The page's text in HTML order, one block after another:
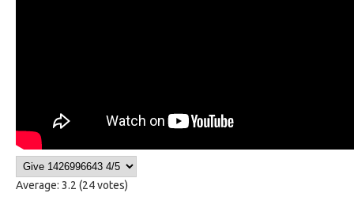
Average: 3.2 (24votes)